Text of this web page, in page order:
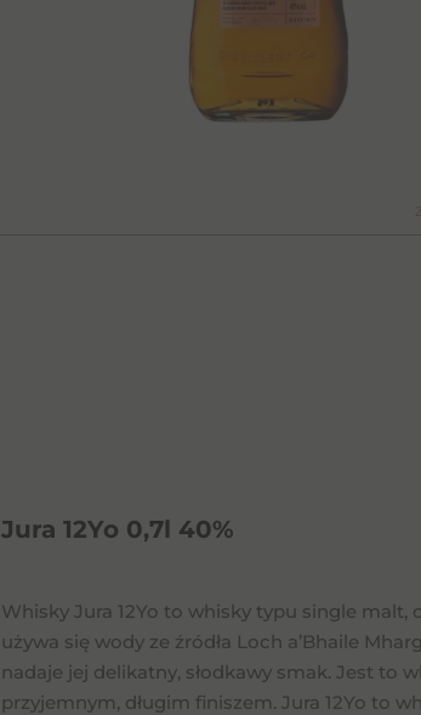
Jura 12Yo 0,7l 40%
Whisky Jura 12Yo to whisky typu single
używa się wody ze źródła Loch a’Bhaile
nadaje jej delikatny, słodkawy smak. Jest
przyjemnym, długim finiszem. Jura 12Yo to